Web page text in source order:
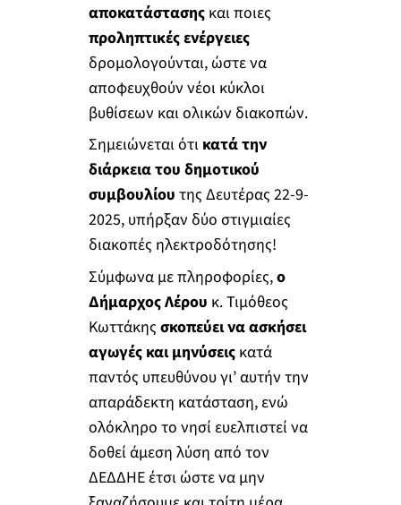
αποκατάστασηςκαι ποιες
προληπτικές ενέργειες
δρομολογούνται, ώστε να
αποφευχθούν νέοι κύκλοι
βυθίσεων και ολικών διακοπών.
Σημειώνεται ότι κατά την
διάρκεια του δημοτικού
συμβουλίου της Δευτέρας 22-9-
2025, υπήρξαν δύο στιγμιαίες
διακοπές ηλεκτροδότησης!
Σύμφωνα με πληροφορίες,ο
Δήμαρχος Λέρου κ. Τιμόθεος
Κωττάκης σκοπεύει να ασκήσει
αγωγές και μηνύσειςκατά
παντός υπευθύνου γι’ αυτήν την
απαράδεκτη κατάσταση, ενώ
ολόκληρο το νησί ευελπιστεί να
δοθεί άμεση λύση από τον
ΔΕΔΔΗΕ έτσι ώστε να μην